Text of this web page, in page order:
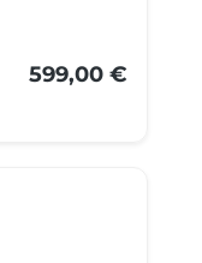
599,00 €